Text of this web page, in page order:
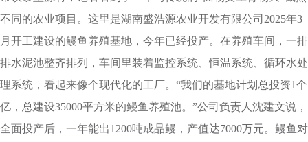
不同的农业项目。这里是湖南盛浩源农业开发有限公司2025年3
月开工建设的鳗鱼养殖基地，今年已经投产。在养殖车间，一排
排水泥池整齐排列，车间里装着监控系统、恒温系统、循环水处
理系统，看起来像个现代化的工厂。“我们的基地计划总投资1个
亿，总建设35000平方米的鳗鱼养殖池。”公司负责人沈建文说，
全面投产后，一年能出1200吨成品鳗，产值达7000万元。鳗鱼对